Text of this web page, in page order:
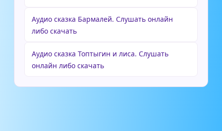
Аудио сказка Бармалей. Слушать онлайн
либо скачать
Аудио сказка Топтыгин и лиса. Слушать
онлайн либо скачать